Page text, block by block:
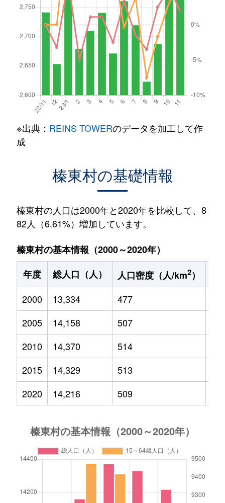
※出典： REINS TOWERのデータを加工して作
成
榛東村の基礎情報
榛東村の人口は2000年と2020年を比較して、8
82人（6.61%）増加しています。
榛東村の基本情報（2000～2020年）
年度
総人口（人） 人口密度（人/km2）
2000
13,334 477
2005
14,158 507
2010
14,370 514
2015
14,329 513
2020
14,216 509